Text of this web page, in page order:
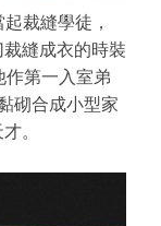
裁縫學徒，
縫成衣的時裝
作第一入室弟
砌合成小型家
。